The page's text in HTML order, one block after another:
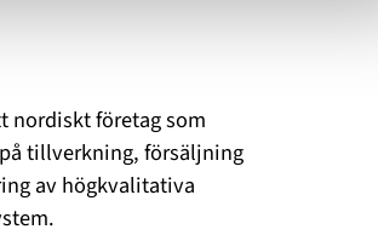
nordiskt företag som
tillverkning, försäljning
av högkvalitativa